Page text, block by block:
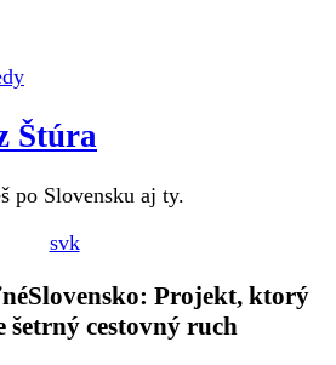
Štúra
po Slovensku aj ty.
svk
Projekt, ktorý
šetrný cestovný ruch